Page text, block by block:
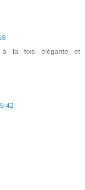
à la fois élégante et